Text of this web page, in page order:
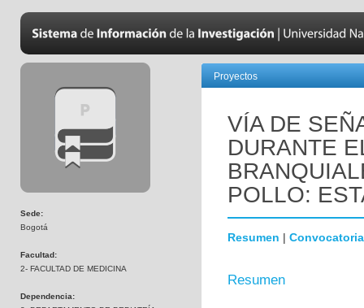
Sede:
Bogotá
Facultad:
2- FACULTAD DE MEDICINA
Dependencia:
Proyectos
VÍA DE
DURANTE
POLLO:
Resumen | Convocatoria
Resumen